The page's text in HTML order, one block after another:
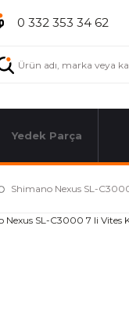
0 332 353 34 62
Yedek Parça
Shimano Nexus SL-